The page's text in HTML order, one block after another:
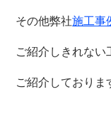
その他弊社施工事
ご紹介しきれない
ご紹介しておりま